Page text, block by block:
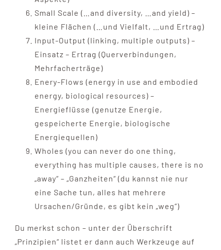
Small Scale (…and diversity, …and yield) –
kleine Flächen (…und Vielfalt, …und Ertrag)
Input-Output (linking, multiple outputs) –
Einsatz – Ertrag (Querverbindungen,
Mehrfacherträge)
Enery-Flows (energy in use and embodied
energy, biological resources) –
Energieflüsse (genutze Energie,
gespeicherte Energie, biologische
Energiequellen)
Wholes (you can never do one thing,
everything has multiple causes, there is no
„away“ – „Ganzheiten“ (du kannst nie nur
eine Sache tun, alles hat mehrere
Ursachen/Gründe, es gibt kein „weg“)
Du merkst schon – unter der Überschrift
„Prinzipien“ listet er dann auch Werkzeuge auf